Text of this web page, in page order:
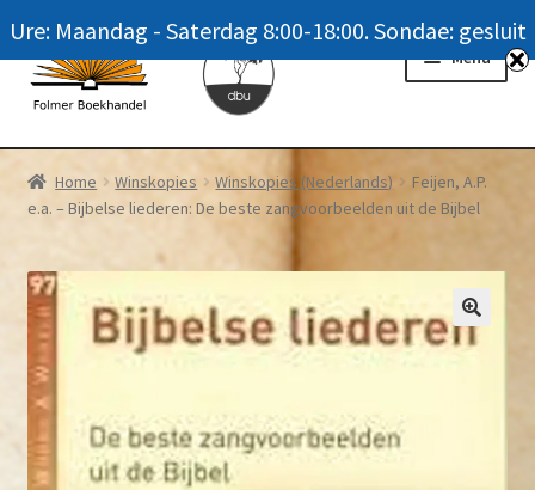
Skip
to
navigation
Skip
to
content
Menu
Homepage
News
Winkel / Shop
My account
Meer oor ons / FAQ
Navrae / Contact Us
Home Winskopies Winskopies (Nederlands)
Feijen, A.P.
e.a. – Bijbelse liederen: De beste zangvoorbeelden uit de Bijbel
Ure: Maandag - Saterdag 8:00-18:00. Sondae: gesluit